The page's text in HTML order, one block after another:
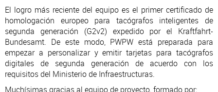
El logro más reciente del equipo es el primer certificado de
homologación europeo para tacógrafos inteligentes de
segunda generación (G2v2) expedido por el Kraftfahrt-
Bundesamt. De este modo, PWPW está preparada para
empezar a personalizar y emitir tarjetas para tacógrafos
digitales de segunda generación de acuerdo con los
requisitos del Ministerio de Infraestructuras.
Muchísimas gracias al equipo de proyecto, formado por: